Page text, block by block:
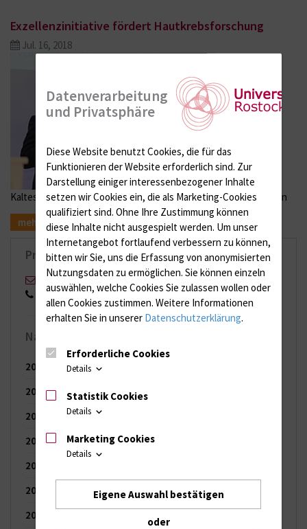
Exzellenzinitiative fördert Hautkrebsforschung
Jul. 16, 2018
Kaltes Plasma und kleine Moleküle lassen Tumorzellen absterben
mehr
Pressekontakt
Stefan Menzel
0151 17168553
Nachrichten-Archiv
2026
(65 Einträge)
2025(121 Einträge)
2024
(144 Einträge)
2023(150 Einträge)
2022
2021
(149 Einträge)
2020
Datenverarbeitung
und Privatsphäre
Diese Website benutzt Cookies, die für das
Funktionieren der Website erforderlich sind. Zur
Darstellung einiger interessenbezogener Inhalte
setzen wir Cookies ein, die als Marketing-Cookies
qualifiziert sind. Ohne Ihre Zustimmung können
diese Inhalte nicht ausgespielt werden. Um unser
Internetangebot fortlaufend verbessern zu können,
bitten wir Sie, uns die Erfassung von anonymisierten
Nutzungsdaten zu ermöglichen. Sie können einzeln
auswählen, welche Cookies Sie zulassen wollen oder
allen Cookies zustimmen. Weitere Informationen
erhalten Sie in unserer Datenschutzerklärung.
Erforderliche Cookies
Details
Statistik Cookies
Details
Marketing Cookies
Details
Eigene Auswahl bestätigen
oder